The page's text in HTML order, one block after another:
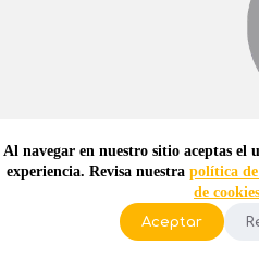
Al navegar en nuestro sitio aceptas el
experiencia. Revisa nuestrapolítica
de
Aceptar
Diseño y Desarrollo porUh la la